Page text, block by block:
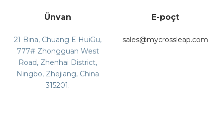
Ünvan
21 Bina, Chuang E HuiGu,
777# Zhongguan West
Road, Zhenhai District,
Ningbo, Zhejiang, China
315201.
E-poçt
sales@mycrossleap.com